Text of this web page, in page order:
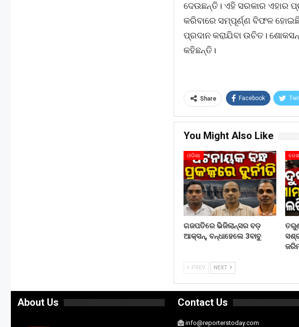
ଦେଉଛନ୍ତି। ଏହି ସରକାର ଏହାର
କରିବାରେ ସମ୍ପୂର୍ଣ୍ଣ ବିଫଳ
ପ୍ରଦାନ କରାଯିବା ଉଚିତ।
କହିଛନ୍ତି।
Share Facebook
You Might Also Like
ଓଡିଶା
ଗଜପତିରେ ଭିଜିଲାନ୍ସର ବଡ଼
ଆକ୍ସନ୍, ବନ୍ଧାହେଲେ 3ବାବୁ
PREV NEXT
About Us Contact Us
info@reporterstoday.com